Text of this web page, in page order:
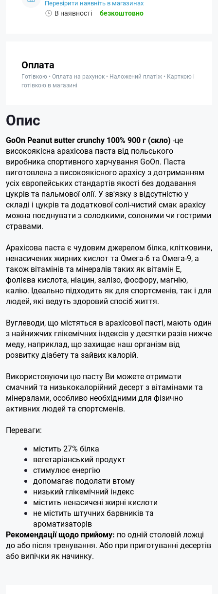
Перевірити наявніть в магазинах
В наявності безкоштовно
Оплата
Готівкою • Оплата на рахунок • Наложений платіж • Карткою і
готівкою в магазині
Опис
GoOn Peanut вutter crunchy 100% 900 г (скло) -це
високоякісна арахісова паста від польського
виробника спортивного харчування GoOn. Паста
виготовлена ​​з високоякісного арахісу з дотриманням
усіх європейських стандартів якості без додавання
цукрів та пальмової олії. У зв'язку з відсутністю у
складі і цукрів та додаткової солі-чистий смак арахісу
можна поєднувати з солодкими, солоними чи гострими
стравами.
Арахісова паста є чудовим джерелом білка, клітковини,
ненасичених жирних кислот та Омега-6 та Омега-9, а
також вітамінів та мінералів таких як вітамін Е,
фолієва кислота, ніацин, залізо, фосфору, магнію,
калію. Ідеально підходить як для спортсменів, так і для
людей, які ведуть здоровий спосіб життя.
Вуглеводи, що містяться в арахісової пасті, мають один
з найнижчих глікемічних індексів у десятки разів нижче
меду, наприклад, що захищає наш організм від
розвитку діабету та зайвих калорій.
Використовуючи цю пасту Ви можете отримати
смачний та низькокалорійний десерт з вітамінами та
мінералами, особливо необхідними для фізично
активних людей та спортсменів.
Переваги:
містить 27% білка
вегетаріанський продукт
стимулює енергію
допомагає подолати втому
низький глікемічний індекс
містить ненасичені жирні кислоти
не містить штучних барвників та
ароматизаторів
Рекомендації щодо прийому: по одній столовій ложці
до або після тренування. Або при приготуванні десертів
або випічки як начинку.